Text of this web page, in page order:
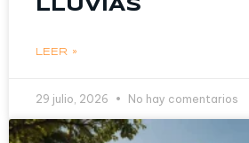
LLUVIAS
LEER »
29 julio, 2026 No hay comentarios